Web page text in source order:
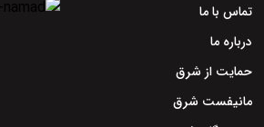
تماس با ما
درباره ما
حمایت از شرق
مانیفست شرق